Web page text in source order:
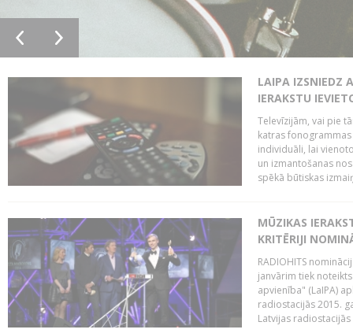
LAIPA IZSNIEDZ
IERAKSTU
Televīzijām, vai pie
katras
individuāli, lai
un izmantošanas
spēkā būtiskas
MŪZIKAS
KRITĒRIJI
RADIOHITS
janvārim tiek
apvienība" (LaIPA)
radiostacijās 2015.
Latvijas